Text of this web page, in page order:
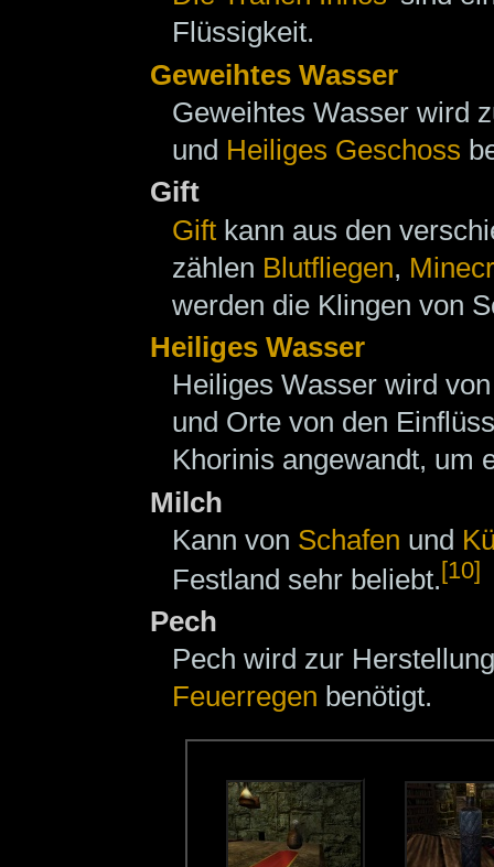
Flüssigkeit.
Geweihtes Wasser
Geweihtes Wasser wird
und Heiliges Geschoss
Gift
Gift kann aus den
zählen Blutfliegen,
werden die Klingen von
Heiliges Wasser
Heiliges Wasser wird
und Orte von den
Khorinis angewandt, um
Milch
Kann von Schafen und
Festland sehr beliebt.[10]
Pech
Pech wird zur
Feuerregen benötigt.